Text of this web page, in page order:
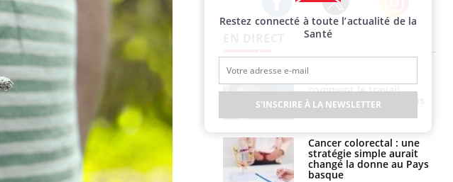
Facebook Twitter Instagram
Mortalité infantile : un
rapport s’interroge sur
Grossesse à risque : ce jus
des chercheurs
comment le travail
empiète de plus en plus
sur nos soirées
Cancer colorectal : une
stratégie simple aurait
changé la donne au Pays
basque
Restez connecté à toute l’actualité de la
Santé
S'INSCRIRE À LA NEWSLETTER